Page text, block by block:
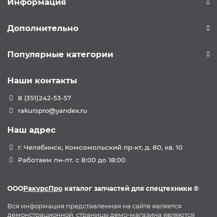
Информация
Дополнительно
Популярные категории
Наши контакты
8 (351)242-53-57
rakurspro@yandex.ru
Наш адрес
г. Челябинск, Комсомольский пр-кт, д. 80, кв. 10
Работаем пн-пт. с 8:00 до 18:00
ОООРакурсПро каталог запчастей для спецтехники ©
Вся информация представленная на сайте является
демонстрационной, страницы демо-магазина являются